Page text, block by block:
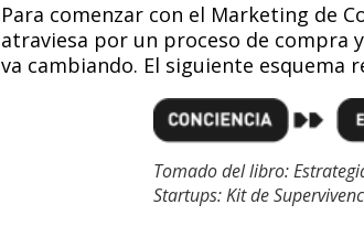
Para comenzar con el Marketing de
atraviesa por un proceso de compra
va cambiando. El siguiente esquema
Tomado del libro:
Startups: Kit de